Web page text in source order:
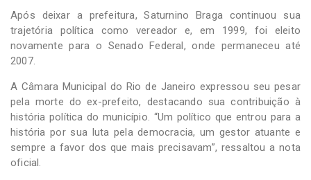
Após deixar a prefeitura, Saturnino Braga continuou sua
trajetória política como vereador e, em 1999, foi eleito
novamente para o Senado Federal, onde permaneceu até
2007.
A Câmara Municipal do Rio de Janeiro expressou seu pesar
pela morte do ex-prefeito, destacando sua contribuição à
história política do município. “Um político que entrou para a
história por sua luta pela democracia, um gestor atuante e
sempre a favor dos que mais precisavam”, ressaltou a nota
oficial.